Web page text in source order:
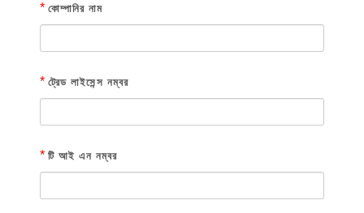
* কোম্পানির নাম
* ট্রেড লাইসেন্স নম্বর
* টি আই এন নম্বর